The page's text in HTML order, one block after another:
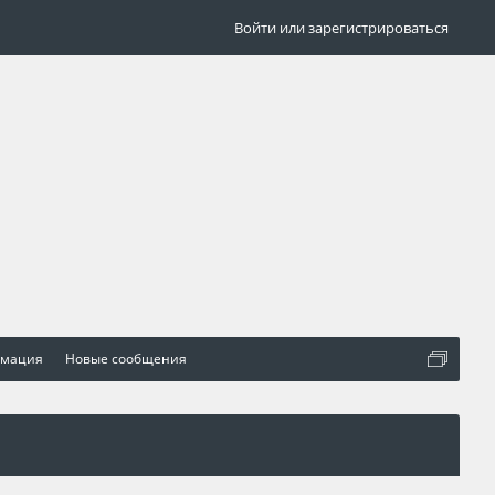
Новые сообщения
Войти или зарегистрироваться